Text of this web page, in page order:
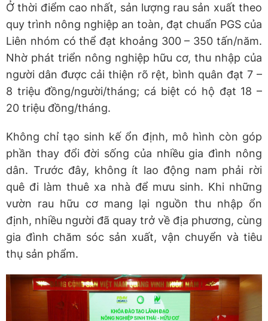
Ở thời điểm cao nhất, sản lượng rau sản xuất theo
quy trình nông nghiệp an toàn, đạt chuẩn PGS của
Liên nhóm có thể đạt khoảng 300 – 350 tấn/năm.
Nhờ phát triển nông nghiệp hữu cơ, thu nhập của
người dân được cải thiện rõ rệt, bình quân đạt 7 –
8 triệu đồng/người/tháng; cá biệt có hộ đạt 18 –
20 triệu đồng/tháng.
Không chỉ tạo sinh kế ổn định, mô hình còn góp
phần thay đổi đời sống của nhiều gia đình nông
dân. Trước đây, không ít lao động nam phải rời
quê đi làm thuê xa nhà để mưu sinh. Khi những
vườn rau hữu cơ mang lại nguồn thu nhập ổn
định, nhiều người đã quay trở về địa phương, cùng
gia đình chăm sóc sản xuất, vận chuyển và tiêu
thụ sản phẩm.